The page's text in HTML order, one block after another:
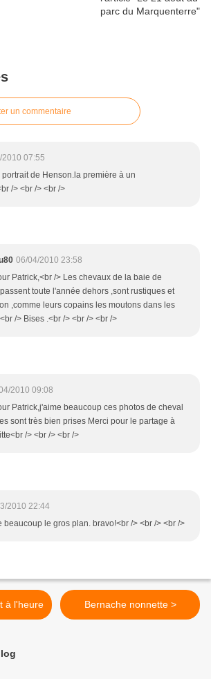
un commentaire
2010 07:55
portrait de Henson.la première à un
/> <br /> <br />
06/04/2010 23:58
Patrick,<br /> Les chevaux de la baie de
toute l'année dehors ,sont rustiques et
,comme leurs copains les moutons dans les
/> Bises .<br /> <br /> <br />
2010 09:08
Patrick,j'aime beaucoup ces photos de cheval
sont très bien prises Merci pour le partage à
/> <br /> <br />
2010 22:44
beaucoup le gros plan. bravo!<br /> <br /> <br />
à l'heure Bernache nonnette >